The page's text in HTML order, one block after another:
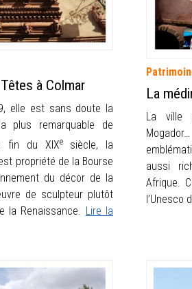
à Colmar
elle est sans doute la
plus remarquable de
fin du XIXesiècle, la
propriété de la Bourse
du décor de la
de sculpteur plutôt
la Renaissance. Lire la
La
La ville
aussi
Afrique.
l’Unesco